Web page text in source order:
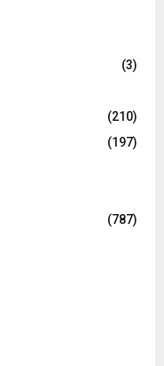
(3)
(210)
(197)
(787)